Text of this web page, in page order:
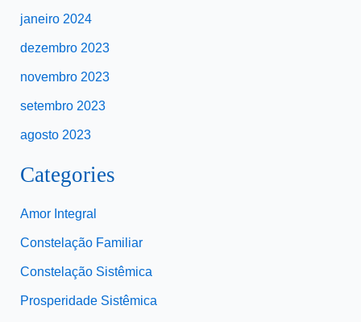
janeiro 2024
dezembro 2023
novembro 2023
setembro 2023
agosto 2023
Categories
Amor Integral
Constelação Familiar
Constelação Sistêmica
Prosperidade Sistêmica